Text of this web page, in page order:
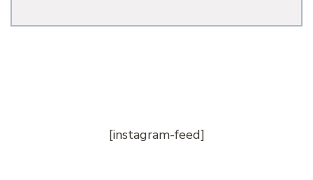
[instagram-feed]